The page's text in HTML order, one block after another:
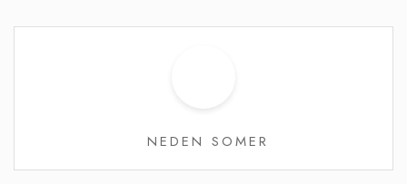
NEDEN SOMER